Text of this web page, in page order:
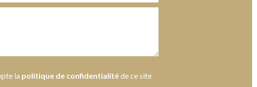
la politique de confidentialitéde ce site